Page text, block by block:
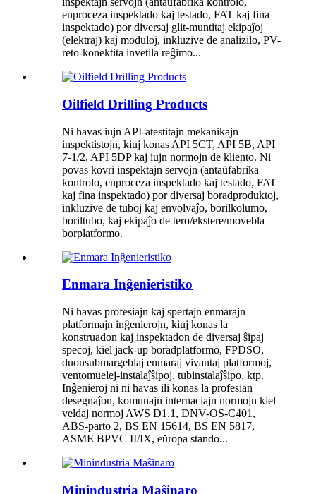
enproceza inspektado kaj testado, FAT kaj fina
inspektado) por diversaj glit-muntitaj ekipaĵoj
(elektraj) kaj moduloj, inkluzive de analizilo, PV-
reto-konektita invetila reĝimo...
Oilfield Drilling Products
Ni havas iujn API-atestitajn mekanikajn
inspektistojn, kiuj konas API 5CT, API 5B, API
7-1/2, API 5DP kaj iujn normojn de kliento. Ni
povas kovri inspektajn servojn (antaŭfabrika
kontrolo, enproceza inspektado kaj testado, FAT
kaj fina inspektado) por diversaj boradproduktoj,
inkluzive de tuboj kaj envolvaĵo, borilkolumo,
boriltubo, kaj ekipaĵo de tero/ekstere/movebla
borplatformo.
Enmara Inĝenieristiko
Ni havas profesiajn kaj spertajn enmarajn
platformajn inĝenierojn, kiuj konas la
konstruadon kaj inspektadon de diversaj ŝipaj
specoj, kiel jack-up boradplatformo, FPDSO,
duonsubmargeblaj enmaraj vivantaj platformoj,
ventomuelej-instalaĵŝipoj, tubinstalaĵŝipo, ktp.
Inĝenieroj ni ni havas ili konas la profesian
desegnaĵon, komunajn internaciajn normojn kiel
veldaj normoj AWS D1.1, DNV-OS-C401,
ABS-parto 2, BS EN 15614, BS EN 5817,
ASME BPVC II/IX, eŭropa stando...
Minindustria Maŝinaro